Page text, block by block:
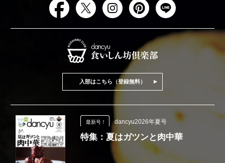
入部はこちら（登録無料）
最新号！ dancyu2026年夏号
特集：夏はガツンと肉中華